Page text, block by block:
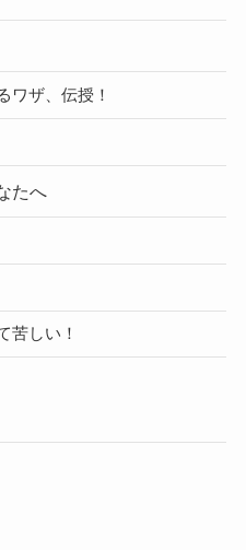
ワザ、伝授！
たへ
苦しい！